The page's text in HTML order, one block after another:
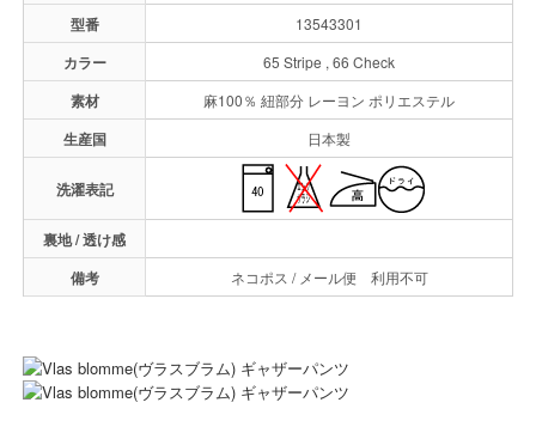
型番 13543301
カラー 65 Stripe , 66 Check
素材 麻100％ 紐部分 レーヨン ポリエステル
生産国 日本製
洗濯表記
裏地 / 透け感
備考
ネコポス / メール便 利用不可